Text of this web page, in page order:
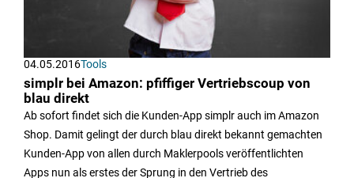
04.05.2016Tools
simplr bei Amazon: pfiffiger Vertriebscoup von
blau direkt
Ab sofort findet sich die Kunden-App simplr auch im Amazon
Shop. Damit gelingt der durch blau direkt bekannt gemachten
Kunden-App von allen durch Maklerpools veröffentlichten
Apps nun als erstes der Sprung in den Vertrieb des